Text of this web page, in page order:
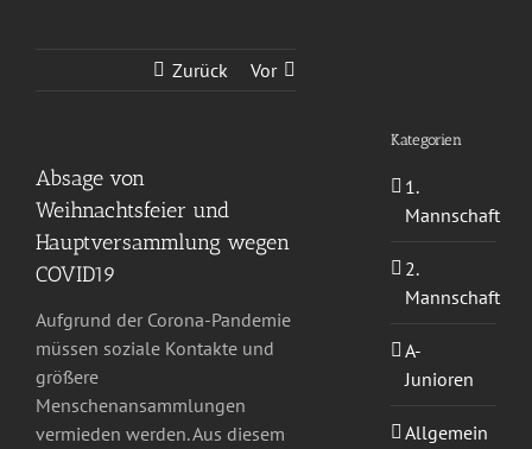
Zurück Vor
Absage von
Weihnachtsfeier und
Hauptversammlung wegen
COVID19
Aufgrund der Corona-Pandemie
müssen soziale Kontakte und
größere
Menschenansammlungen
vermieden werden. Aus diesem
Kategorien
1.
Mannschaft
2.
Mannschaft
A-
Junioren
Allgemein